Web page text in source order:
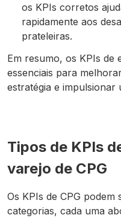
os KPIs corretos
rapidamente aos
prateleiras.
Em resumo, os KPIs de
essenciais para
estratégia e impulsionar
Tipos de KPIs
varejo de CPG
Os KPIs de CPG podem
categorias, cada uma